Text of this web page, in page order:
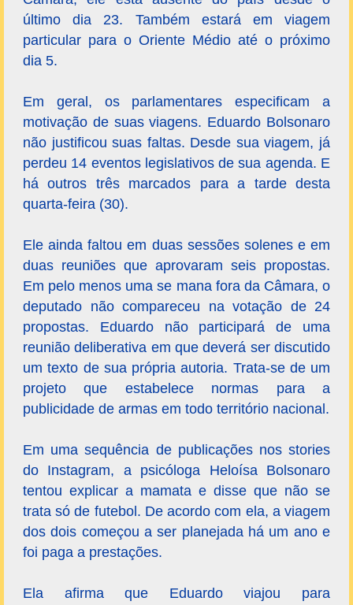
último dia 23. Também estará em viagem
particular para o Oriente Médio até o próximo
dia 5.
Em geral, os parlamentares especificam a
motivação de suas viagens. Eduardo Bolsonaro
não justificou suas faltas. Desde sua viagem, já
perdeu 14 eventos legislativos de sua agenda. E
há outros três marcados para a tarde desta
quarta-feira (30).
Ele ainda faltou em duas sessões solenes e em
duas reuniões que aprovaram seis propostas.
Em pelo menos uma se mana fora da Câmara, o
deputado não compareceu na votação de 24
propostas. Eduardo não participará de uma
reunião deliberativa em que deverá ser discutido
um texto de sua própria autoria. Trata-se de um
projeto que estabelece normas para a
publicidade de armas em todo território nacional.
Em uma sequência de publicações nos stories
do Instagram, a psicóloga Heloísa Bolsonaro
tentou explicar a mamata e disse que não se
trata só de futebol. De acordo com ela, a viagem
dos dois começou a ser planejada há um ano e
foi paga a prestações.
Ela afirma que Eduardo viajou para